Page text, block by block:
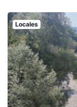
Locales